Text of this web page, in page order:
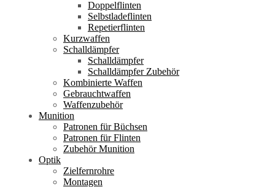
Doppelflinten
Selbstladeflinten
Repetierflinten
Kurzwaffen
Schalldämpfer
Schalldämpfer
Schalldämpfer Zubehör
Kombinierte Waffen
Gebrauchtwaffen
Waffenzubehör
Munition
Patronen für Büchsen
Patronen für Flinten
Zubehör Munition
Optik
Zielfernrohre
Montagen